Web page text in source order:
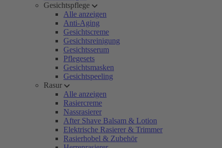
Gesichtspflege
Alle anzeigen
Anti-Aging
Gesichtscreme
Gesichtsreinigung
Gesichtsserum
Pflegesets
Gesichtsmasken
Gesichtspeeling
Rasur
Alle anzeigen
Rasiercreme
Nassrasierer
After Shave Balsam & Lotion
Elektrische Rasierer & Trimmer
Rasierhobel & Zubehör